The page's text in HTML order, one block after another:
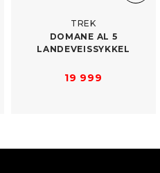
TREK
DOMANE AL 5
LANDEVEISSYKKEL
19 999